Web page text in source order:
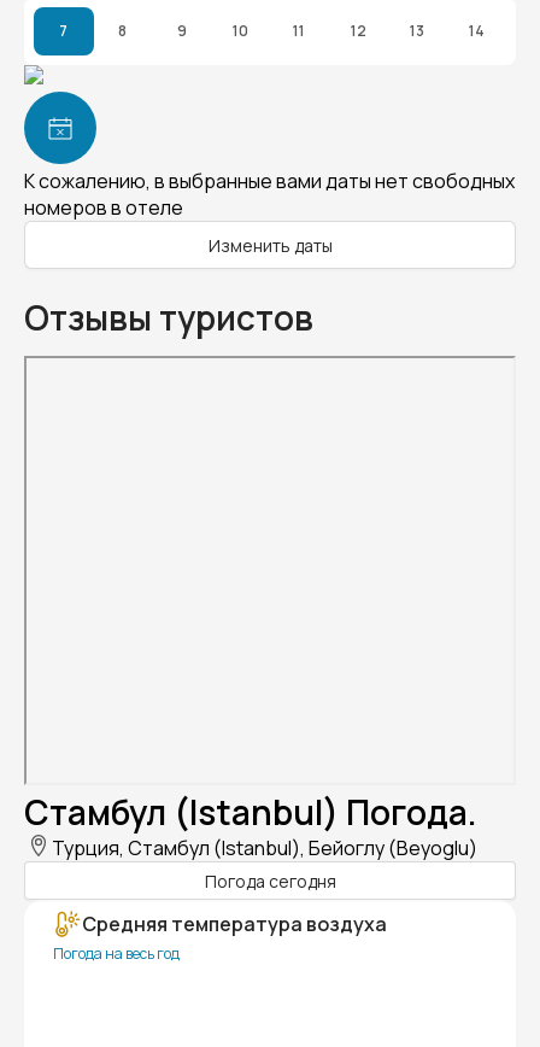
7 8 9 10 11 12 13 14
К сожалению, в выбранные вами даты нет свободных
номеров в отеле
Изменить даты
Отзывы туристов
Стамбул (Istanbul) Погода.
Турция, Стамбул (Istanbul), Бейоглу (Beyoglu)
Погода сегодня
Средняя температура воздуха
Погода на весь год